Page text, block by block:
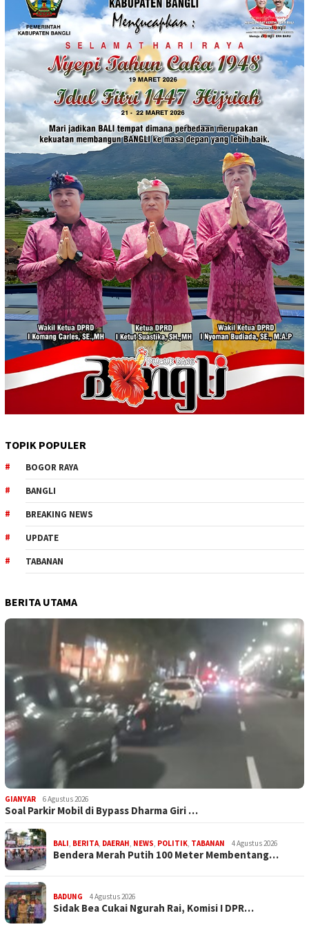
TOPIK POPULER
BOGOR RAYA
BANGLI
BREAKING NEWS
UPDATE
TABANAN
BERITA UTAMA
GIANYAR 6 Agustus 2026
Soal Parkir Mobil di Bypass Dharma Giri …
BALI, BERITA, DAERAH, NEWS, POLITIK, TABANAN 4 Agustus 2026
Bendera Merah Putih 100 Meter Membentang…
BADUNG 4 Agustus 2026
Sidak Bea Cukai Ngurah Rai, Komisi I DPR…